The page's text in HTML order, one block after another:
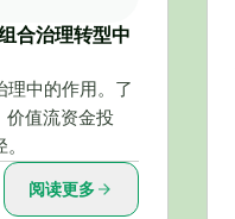
合治理转型中
理中的作用。了
价值流资金投
阅读更多